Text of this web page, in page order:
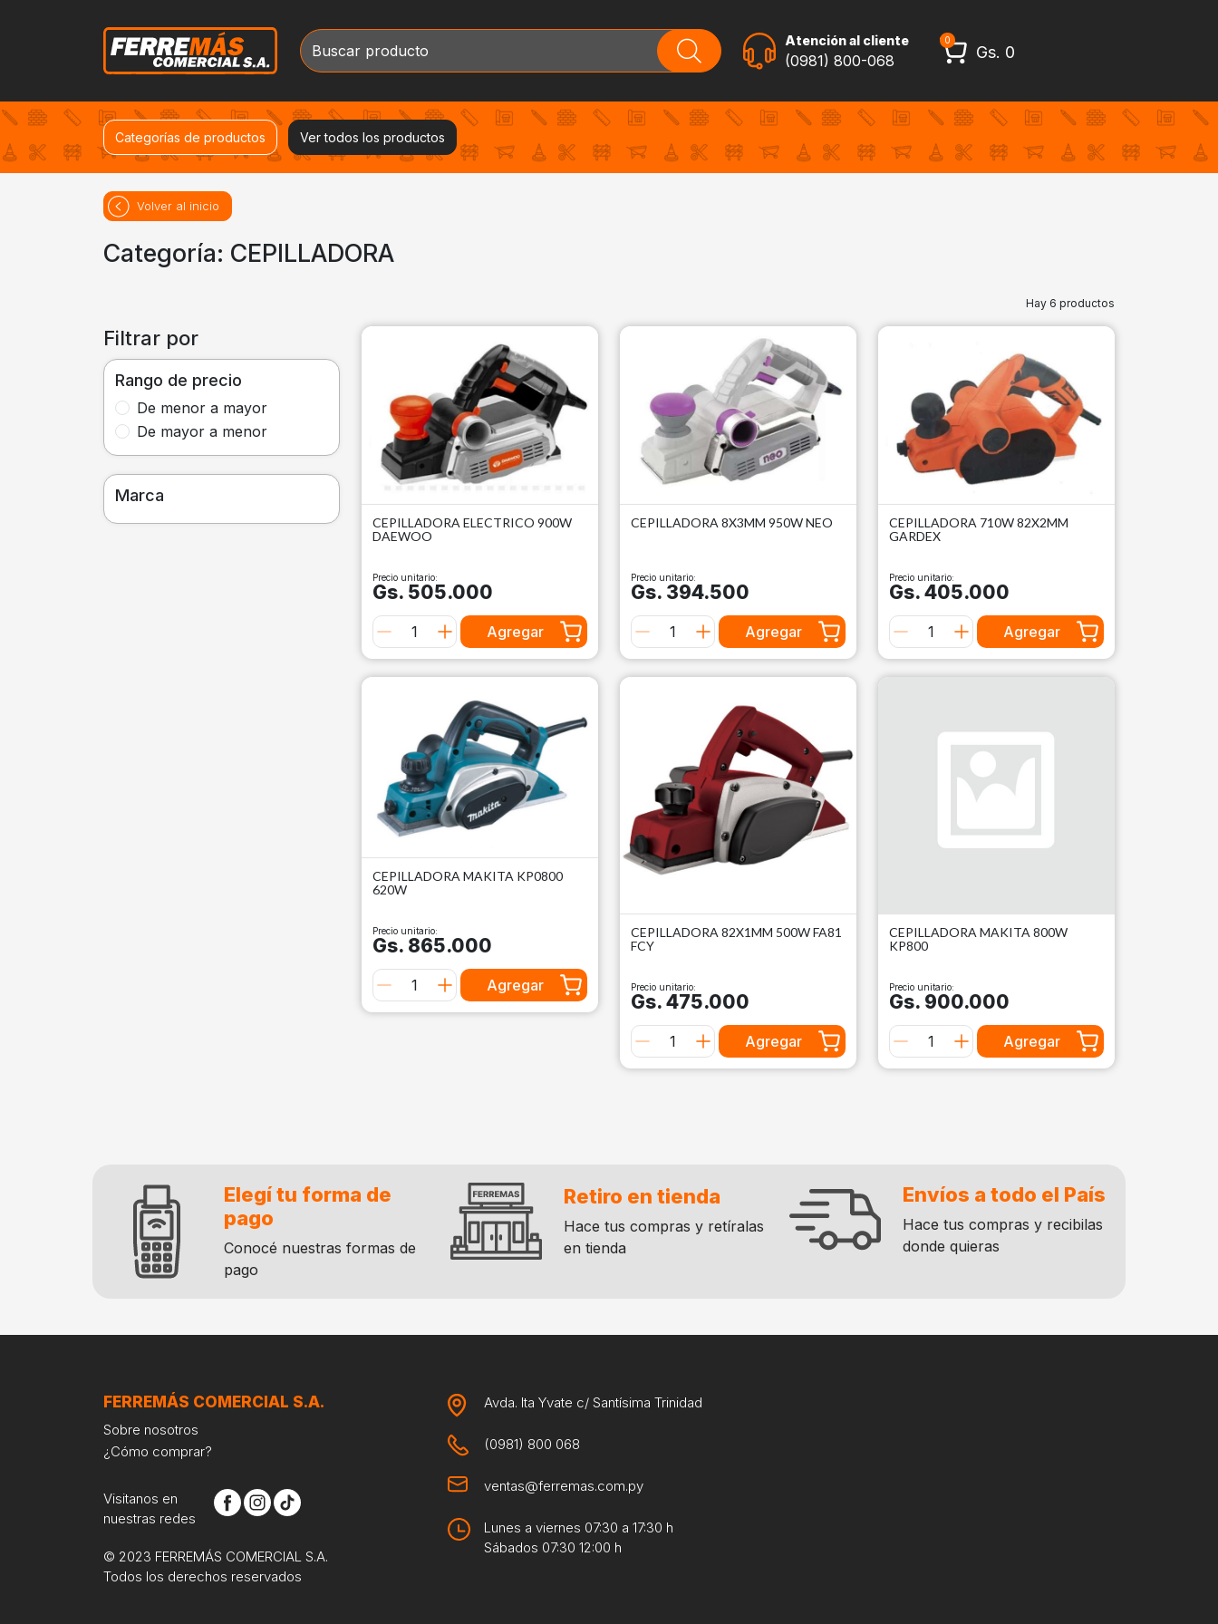
Atención al cliente
(0981) 800-068
0
Gs. 0
Categorías de productos Ver todos los productos
Volver al inicio
Categoría: CEPILLADORA
Hay 6 productos
Filtrar por
Rango de precio
De menor a mayor
De mayor a menor
Marca
CEPILLADORA ELECTRICO 900W
DAEWOO
Precio unitario:
Gs. 505.000
Agregar
CEPILLADORA 8X3MM 950W NEO
Precio unitario:
Gs. 394.500
Agregar
CEPILLADORA 710W 82X2MM
GARDEX
Precio unitario:
Gs. 405.000
Agregar
CEPILLADORA MAKITA KP0800
620W
Precio unitario:
Gs. 865.000
Agregar
CEPILLADORA 82X1MM 500W FA81
FCY
Precio unitario:
Gs. 475.000
Agregar
CEPILLADORA MAKITA 800W
KP800
Precio unitario:
Gs. 900.000
Agregar
Elegí tu forma de
pago
Conocé nuestras formas de
pago
Retiro en tienda
Hace tus compras y retíralas
en tienda
Envíos a todo el País
Hace tus compras y recibilas
donde quieras
FERREMÁS COMERCIAL S.A.
Sobre nosotros
¿Cómo comprar?
Visitanos en
nuestras redes
© 2023 FERREMÁS COMERCIAL S.A.
Todos los derechos reservados
Avda. Ita Yvate c/ Santísima Trinidad
(0981) 800 068
ventas@ferremas.com.py
Lunes a viernes 07:30 a 17:30 h
Sábados 07:30 12:00 h